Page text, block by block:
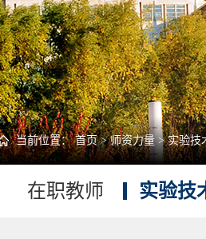
当前位置：首页>师资力量>实验技
在职教师 实验技